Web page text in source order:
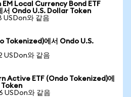
EM Local Currency Bond ETF
Ondo U.S. Dollar Token
USDon와 같음
Tokenized)에서 Ondo U.S.
USDon와 같음
Active ETF (Ondo Tokenized)에
Token
USDon와 같음